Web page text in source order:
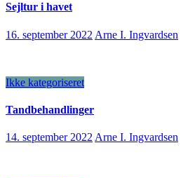
Sejltur i havet
16. september 2022 Arne I. Ingvardsen
Ikke kategoriseret
Tandbehandlinger
14. september 2022 Arne I. Ingvardsen